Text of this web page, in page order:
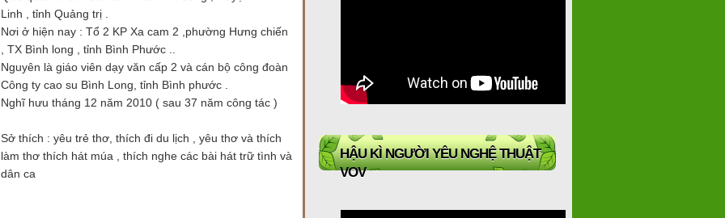
Linh , tỉnh Quảng trị .
Nơi ở hiện nay : Tổ 2 KP Xa cam 2 ,phường Hưng chiến
, TX Bình long , tỉnh Bình Phước ..
Nguyên là giáo viên dạy văn cấp 2 và cán bộ công đoàn
Công ty cao su Bình Long, tỉnh Bình phước .
Nghĩ hưu tháng 12 năm 2010 ( sau 37 năm công tác )
Sở thích : yêu trẻ thơ, thích đi du lịch , yêu thơ và thích
làm thơ thích hát múa , thích nghe các bài hát trữ tình và
dân ca
HẬU KÌ NGƯỜI YÊU NGHỆ THUẬT
VOV